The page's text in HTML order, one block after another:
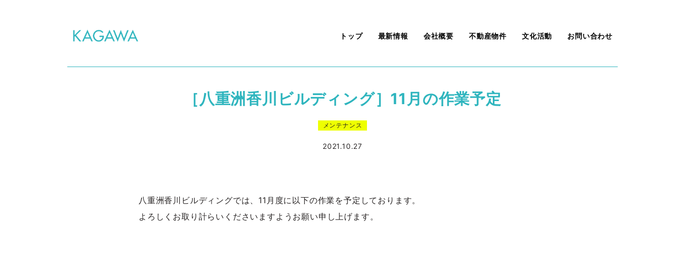
トップ 最新情報 会社概要 不動産物件 文化活動 お問い合わせ
［八重洲香川ビルディング］11月の作業予定
メンテナンス
2021.10.27
八重洲香川ビルディングでは、11月度に以下の作業を予定しております。
よろしくお取り計らいくださいますようお願い申し上げます。